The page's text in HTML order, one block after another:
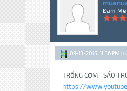
Đam Mê
09-13-2015, 11:36 PM
TRỐNG CƠM - SÁO
https://